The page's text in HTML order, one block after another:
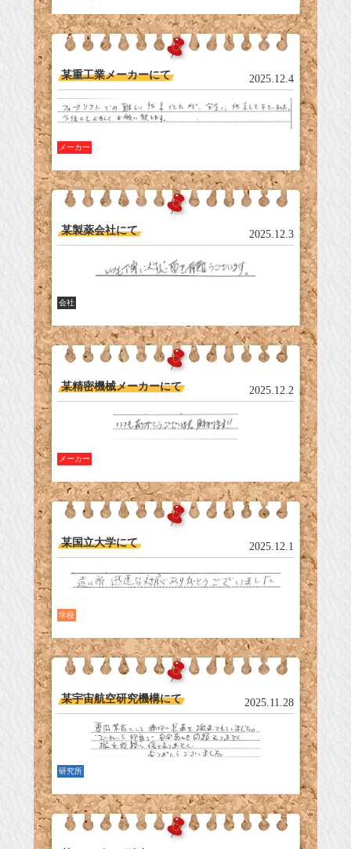
某重工業メーカーにて 2025.12.4
メーカー
某製薬会社にて 2025.12.3
会社
某精密機械メーカーにて 2025.12.2
メーカー
某国立大学にて 2025.12.1
学校
某宇宙航空研究機構にて 2025.11.28
研究所